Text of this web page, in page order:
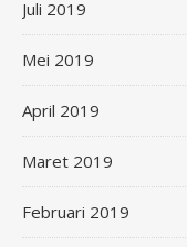
Juli 2019
Mei 2019
April 2019
Maret 2019
Februari 2019